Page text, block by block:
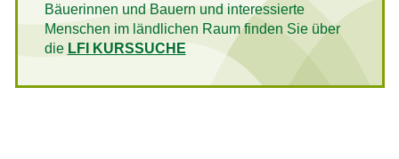
Bäuerinnen und Bauern und interessierte
Menschen im ländlichen Raum finden Sie über
die LFI KURSSUCHE